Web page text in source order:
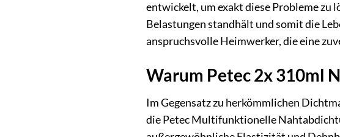
entwickelt, um exakt diese Probleme zu
Belastungen standhält und somit die
anspruchsvolle Heimwerker, die eine
Warum Petec 2x 310ml
Im Gegensatz zu herkömmlichen
die Petec Multifunktionelle